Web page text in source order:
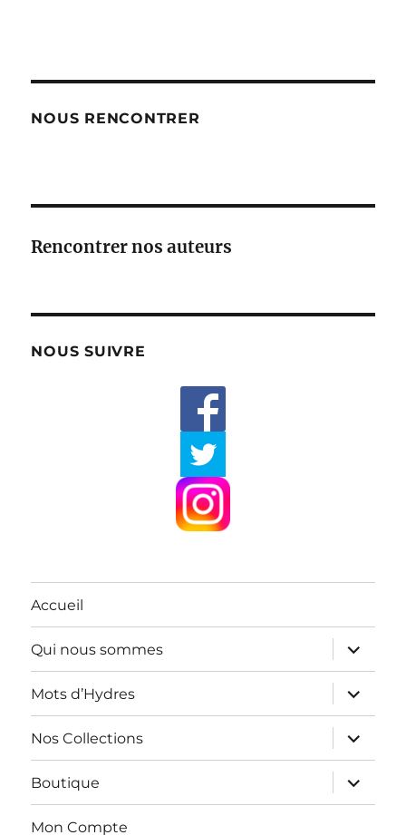
NOUS RENCONTRER
Rencontrer nos auteurs
NOUS SUIVRE
Accueil
Qui nous sommes
ouvrir
le
sous-
menu
Mots d’Hydres
ouvrir
le
sous-
menu
Nos Collections
ouvrir
le
sous-
menu
Boutique
ouvrir
le
sous-
Mon Compte